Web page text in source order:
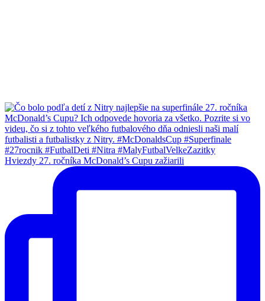
Hviezdy 27. ročníka McDonald’s Cupu zažiarili